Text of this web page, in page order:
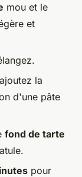
mou et le
et
la
d'une pâte
fond de tarte
pour